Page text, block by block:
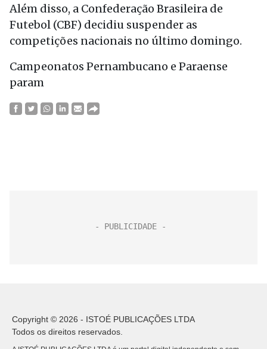
Além disso, a Confederação Brasileira de
Futebol (CBF) decidiu suspender as
competições nacionais no último domingo.
Campeonatos Pernambucano e Paraense
param
Copyright © 2026 - ISTOÉ PUBLICAÇÕES LTDA
Todos os direitos reservados.